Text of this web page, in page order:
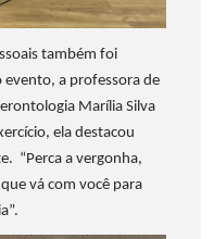
também foi
evento, a professora de
Marília Silva
ela destacou
“Perca a vergonha,
vá com você para